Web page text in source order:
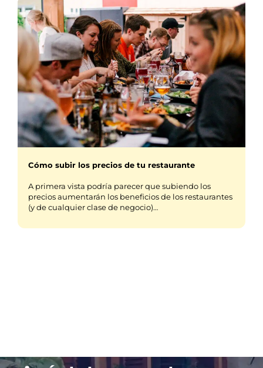
Cómo subir los precios de tu restaurante
A primera vista podría parecer que subiendo los
precios aumentarán los beneficios de los restaurantes
(y de cualquier clase de negocio)…